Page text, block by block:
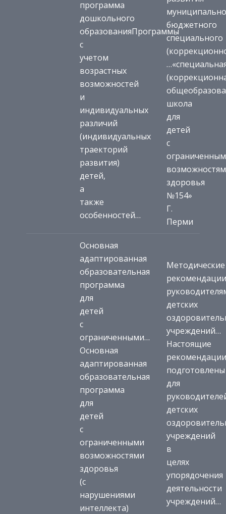
программа
дошкольного
образованияПрограммы
с
учетом
возрастных
возможностей
и
индивидуальных
различий
(индивидуальных
траекторий
развития)
детей,
а
также
особенностей…
бюджетного
специального
…
школа
для
детей
с
здоровья
№154»
Г.
Перми
Основная
адаптированная
образовательная
программа
для
детей
с
ограниченными…
Основная
адаптированная
образовательная
программа
для
детей
с
ограниченными
возможностями
здоровья
(с
нарушениями
интеллекта)
Методические
рекомендации
детских
учреждений…
Настоящие
рекомендации
подготовлены
для
детских
учреждений
в
целях
упорядочения
деятельности
учреждений…